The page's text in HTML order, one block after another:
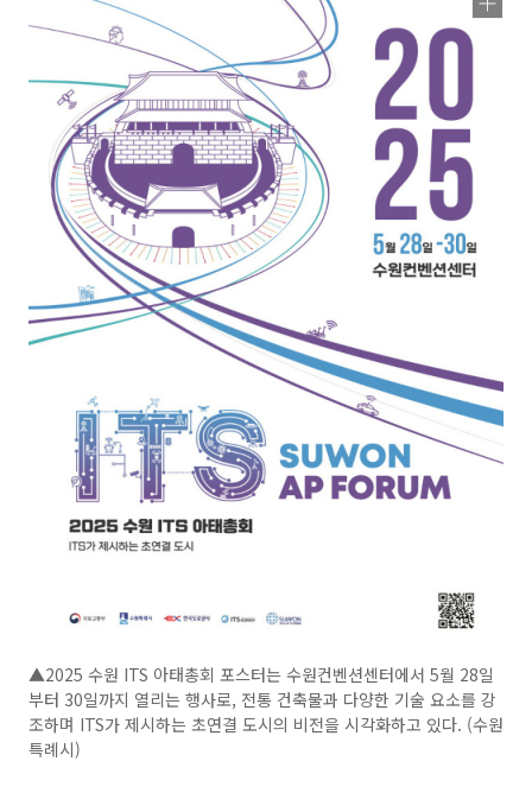
▲2025 수원 ITS 아태총회 포스터는 수원컨벤션센터에서 5월 28일
부터 30일까지 열리는 행사로, 전통 건축물과 다양한 기술 요소를 강
조하며 ITS가 제시하는 초연결 도시의 비전을 시각화하고 있다. (수원
특례시)